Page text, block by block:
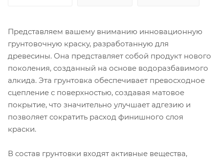
Представляем вашему вниманию инновационную
грунтовочную краску, разработанную для
древесины. Она представляет собой продукт нового
поколения, созданный на основе водоразбавимого
алкида. Эта грунтовка обеспечивает превосходное
сцепление с поверхностью, создавая матовое
покрытие, что значительно улучшает адгезию и
позволяет сократить расход финишного слоя
краски.
В состав грунтовки входят активные вещества,